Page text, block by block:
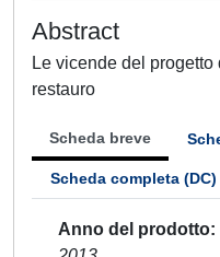
Abstract
Le vicende del
restauro
Scheda breve
Scheda completa (DC)
Anno del prodotto